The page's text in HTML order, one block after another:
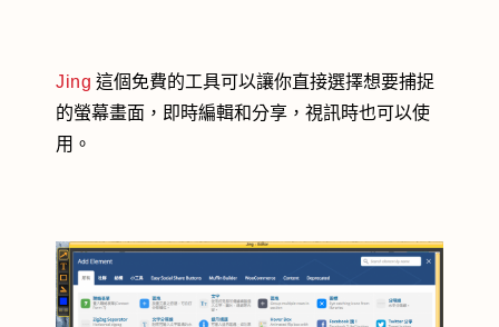
Jing 這個免費的工具可以讓你直接選擇想要捕捉
的螢幕畫面，即時編輯和分享，視訊時也可以使
用。